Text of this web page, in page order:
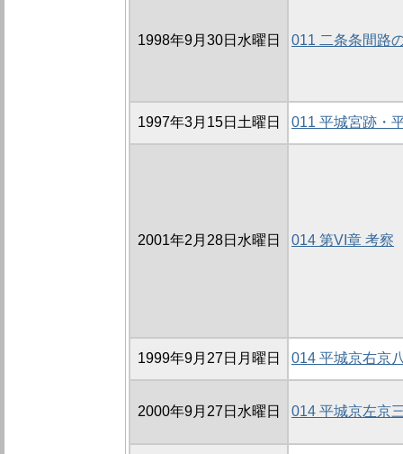
1998年9月30日水曜日 011 二条条間路
1997年3月15日土曜日 011 平城宮跡・
2001年2月28日水曜日 014 第VI章 考察
1999年9月27日月曜日 014 平城京右京
2000年9月27日水曜日 014 平城京左京